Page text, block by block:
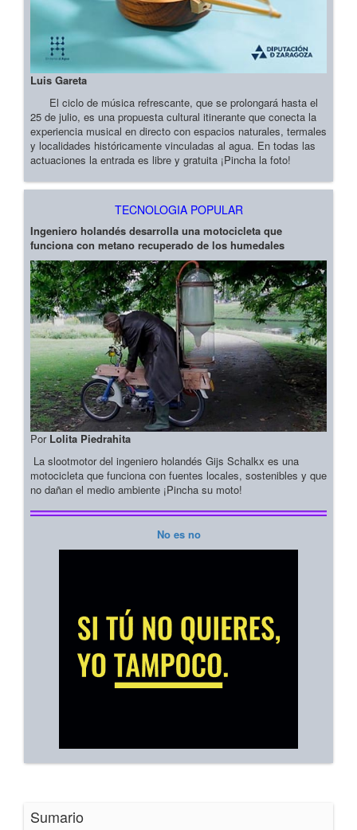
Luis Gareta
El ciclo de música refrescante, que se prolongará hasta el
25 de julio, es una propuesta cultural itinerante que conecta la
experiencia musical en directo con espacios naturales, termales
y localidades históricamente vinculadas al agua. En todas las
actuaciones la entrada es libre y gratuita ¡Pincha la foto!
TECNOLOGIA POPULAR
Ingeniero holandés desarrolla una motocicleta que
funciona con metano recuperado de los humedales
Por Lolita Piedrahita
La slootmotor del ingeniero holandés Gijs Schalkx es una
motocicleta que funciona con fuentes locales, sostenibles y que
no dañan el medio ambiente ¡Pincha su moto!
No es no
Sumario